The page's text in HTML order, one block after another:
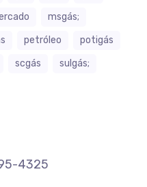
msgás;
petróleo
potigás
scgás
sulgás;
4325